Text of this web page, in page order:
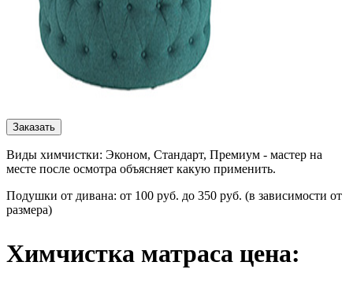
Заказать
Виды химчистки: Эконом, Стандарт, Премиум - мастер на
месте после осмотра объясняет какую применить.
Подушки от дивана: от 100 руб. до 350 руб. (в зависимости от
размера)
Химчистка матраса цена: